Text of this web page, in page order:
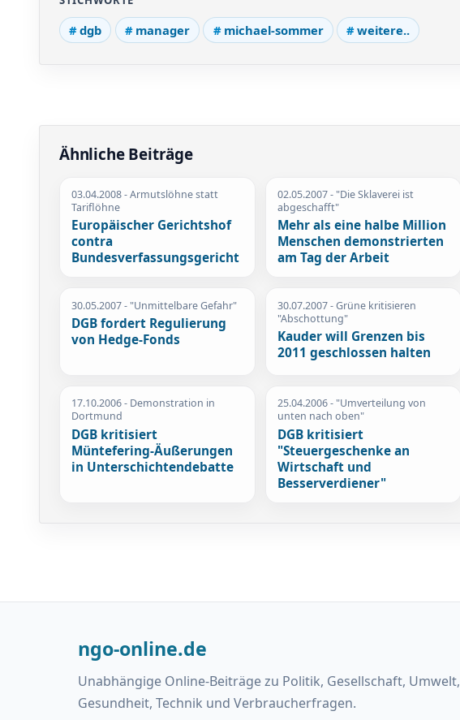
dgb manager michael-sommer weitere..
Ähnliche Beiträge
03.04.2008- Armutslöhne statt
Tariflöhne
Europäischer Gerichtshof
contra
Bundesverfassungsgericht
02.05.2007- "Die Sklaverei ist
abgeschafft"
Mehr als eine halbe Million
Menschen demonstrierten
am Tag der Arbeit
30.05.2007- "Unmittelbare Gefahr"
DGB fordert Regulierung
von Hedge-Fonds
30.07.2007- Grüne kritisieren
"Abschottung"
Kauder will Grenzen bis
2011 geschlossen halten
17.10.2006- Demonstration in
Dortmund
DGB kritisiert
Müntefering-Äußerungen
in Unterschichtendebatte
25.04.2006- "Umverteilung von
unten nach oben"
DGB kritisiert
"Steuergeschenke an
Wirtschaft und
Besserverdiener"
ngo-online.de
Unabhängige Online-Beiträge zu Politik, Gesellschaft, Umwelt,
Gesundheit, Technik und Verbraucherfragen.